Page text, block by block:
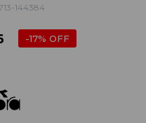
144384
17